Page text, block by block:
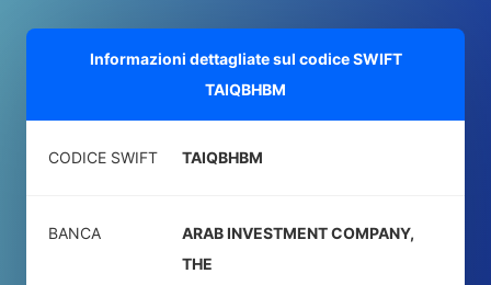
Informazioni dettagliate sul codice SWIFT
TAIQBHBM
CODICE SWIFT TAIQBHBM
BANCA
ARAB INVESTMENT COMPANY,
THE